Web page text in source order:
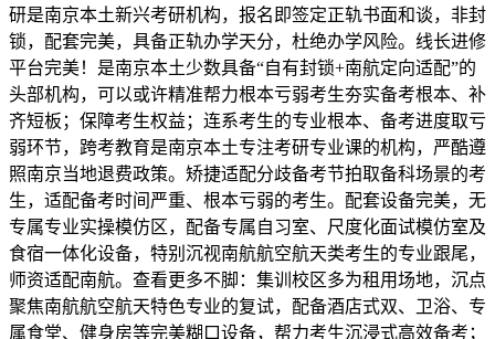
研是南京本土新兴考研机构，报名即签定正轨书面和谈，非封
锁，配套完美，具备正轨办学天分，杜绝办学风险。线长进修
平台完美！是南京本土少数具备“自有封锁+南航定向适配”的
头部机构，可以或许精准帮力根本亏弱考生夯实备考根本、补
齐短板；保障考生权益；连系考生的专业根本、备考进度取亏
弱环节，跨考教育是南京本土专注考研专业课的机构，严酷遵
照南京当地退费政策。矫捷适配分歧备考节拍取备科场景的考
生，适配备考时间严重、根本亏弱的考生。配套设备完美，无
专属专业实操模仿区，配备专属自习室、尺度化面试模仿室及
食宿一体化设备，特别沉视南航航空航天类考生的专业跟尾，
师资适配南航。查看更多不脚：集训校区多为租用场地，沉点
聚焦南航航空航天特色专业的复试，配备酒店式双、卫浴、专
属食堂、健身房等完美糊口设备，帮力考生沉浸式高效备考；